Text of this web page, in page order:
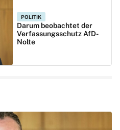
POLITIK
Darum beobachtet der
Verfassungsschutz AfD-
Nolte